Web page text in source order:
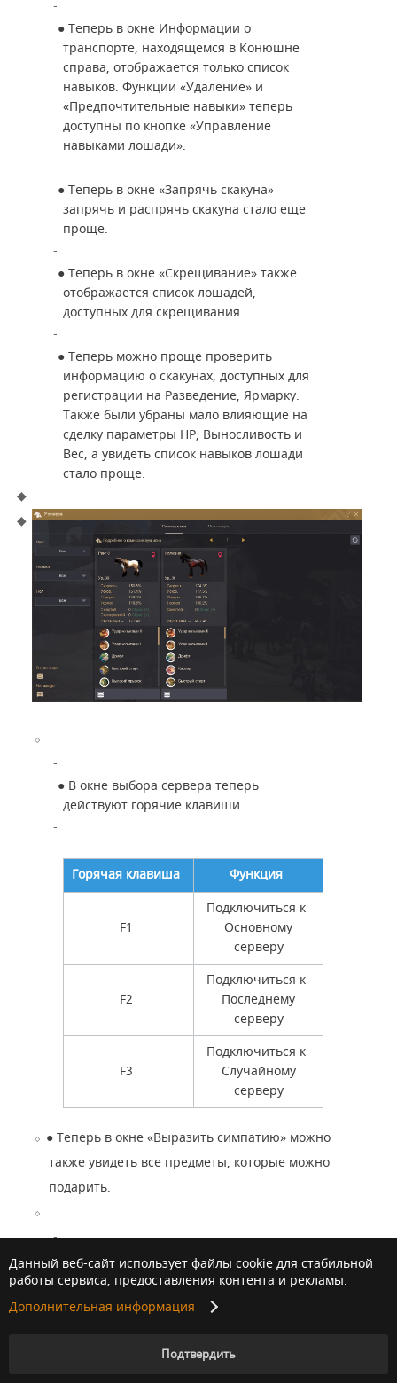
●Теперь в окне Информации о
транспорте, находящемся в Конюшне
справа, отображается только список
навыков. Функции «Удаление» и
«Предпочтительные навыки» теперь
доступны по кнопке «Управление
навыками лошади».
●Теперь в окне «Запрячь скакуна»
запрячь и распрячь скакуна стало еще
проще.
●Теперь в окне «Скрещивание» также
отображается список лошадей,
доступных для скрещивания.
●Теперь можно проще проверить
информацию о скакунах, доступных для
регистрации на Разведение, Ярмарку.
Также были убраны мало влияющие на
сделку параметры HP, Выносливость и
Вес, а увидеть список навыков лошади
стало проще.
● В окне выбора сервера теперь
действуют горячие клавиши.
Горячая клавиша Функция
F1
Подключиться к
Основному
серверу
F2
Подключиться к
Последнему
серверу
F3
Подключиться к
Случайному
серверу
●Теперь в окне «Выразить симпатию» можно
также увидеть все предметы, которые можно
подарить.
●Теперь в окне восстановления макс.
прочности снаряжение с
израсходованной прочностью и
материалы для восстановления
Данный веб-сайт использует файлы cookie для стабильной
работы сервиса, предоставления контента и рекламы.
Дополнительная информация
Подтвердить